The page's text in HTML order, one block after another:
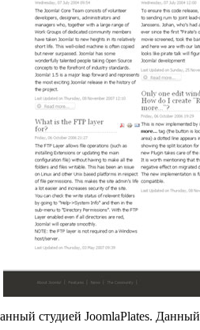
студией JoomlaPlates. Данный